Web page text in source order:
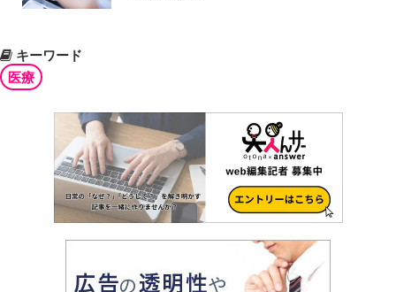
キーワード
医療